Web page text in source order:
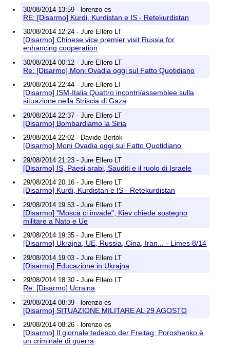
30/08/2014 13:59 - lorenzo es
RE: [Disarmo] Kurdi, Kurdistan e IS - Retekurdistan
30/08/2014 12:24 - Jure Ellero LT
[Disarmo] Chinese vice premier visit Russia for
enhancing cooperation
30/08/2014 00:12 - Jure Ellero LT
Re: [Disarmo] Moni Ovadia oggi sul Fatto Quotidiano
29/08/2014 22:44 - Jure Ellero LT
[Disarmo] ISM-Italia Quattro incontri/assemblee sulla
situazione nella Striscia di Gaza
29/08/2014 22:37 - Jure Ellero LT
[Disarmo] Bombardiamo la Siria
29/08/2014 22:02 - Davide Bertok
[Disarmo] Moni Ovadia oggi sul Fatto Quotidiano
29/08/2014 21:23 - Jure Ellero LT
[Disarmo] IS, Paesi arabi, Sauditi e il ruolo di Israele
29/08/2014 20:16 - Jure Ellero LT
[Disarmo] Kurdi, Kurdistan e IS - Retekurdistan
29/08/2014 19:53 - Jure Ellero LT
[Disarmo] "Mosca ci invade", Kiev chiede sostegno
militare a Nato e Ue
29/08/2014 19:35 - Jure Ellero LT
[Disarmo] Ukrajna, UE, Russia, Cina, Iran... - Limes 8/14
29/08/2014 19:03 - Jure Ellero LT
[Disarmo] Educazione in Ukrajna
29/08/2014 18:30 - Jure Ellero LT
Re: [Disarmo] Ucraina
29/08/2014 08:39 - lorenzo es
[Disarmo] SITUAZIONE MILITARE AL 29 AGOSTO
29/08/2014 08:26 - lorenzo es
[Disarmo] Il giornale tedesco der Freitag: Poroshenko è
un criminale di guerra